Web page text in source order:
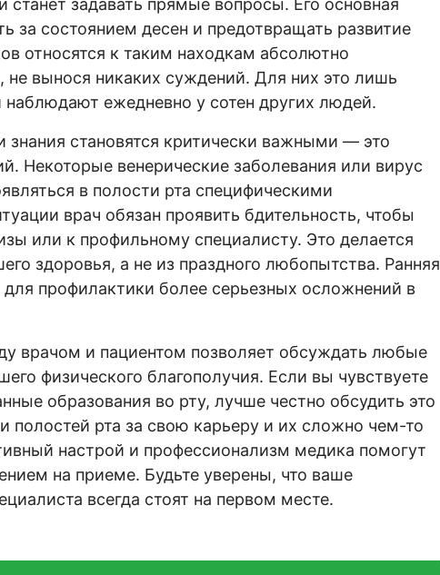
за состоянием десен и предотвращать развитие
относятся к таким находкам абсолютно
не вынося никаких суждений. Для них это лишь
ежедневно у сотен других людей.
знания становятся критически важными — это
Некоторые венерические заболевания или вирус
в полости рта специфическими
врач обязан проявить бдительность, чтобы
или к профильному специалисту. Это делается
здоровья, а не из праздного любопытства. Ранняя
профилактики более серьезных осложнений в
врачом и пациентом позволяет обсуждать любые
физического благополучия. Если вы чувствуете
образования во рту, лучше честно обсудить это
полостей рта за свою карьеру и их сложно чем-то
настрой и профессионализм медика помогут
на приеме. Будьте уверены, что ваше
всегда стоят на первом месте.